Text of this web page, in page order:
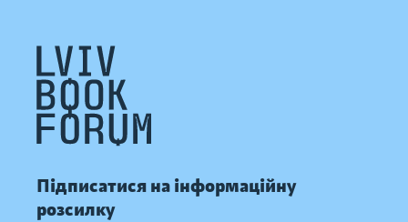
Підписатися на інформаційну
розсилку